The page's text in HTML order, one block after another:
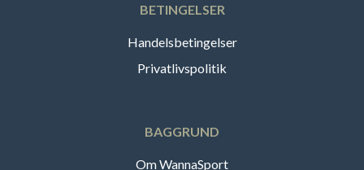
BETINGELSER
Handelsbetingelser
Privatlivspolitik
BAGGRUND
Om WannaSport